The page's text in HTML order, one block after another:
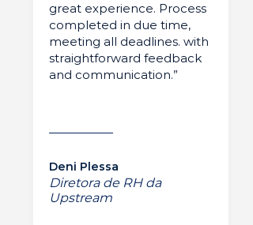
great experience. Process
completed in due time,
meeting all deadlines. with
straightforward feedback
and communication.”
Deni Plessa
Diretora de RH da
Upstream